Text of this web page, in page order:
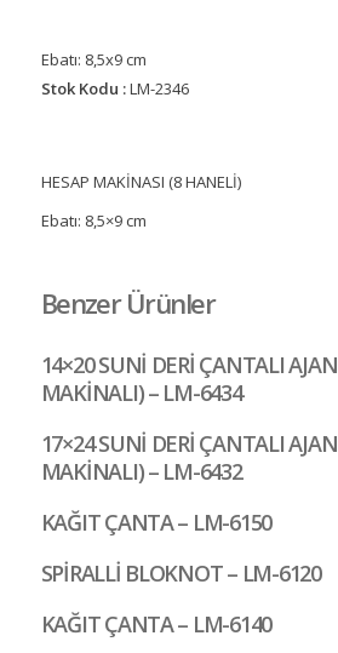
Ebatı: 8,5x9 cm
Stok Kodu :LM-2346
HESAP MAKİNASI (8 HANELİ)
Ebatı: 8,5×9 cm
Benzer Ürünler
14×20 SUNİ DERİ ÇANTALI
MAKİNALI) – LM-6434
17×24 SUNİ DERİ ÇANTALI
MAKİNALI) – LM-6432
KAĞIT ÇANTA – LM-6150
SPİRALLİ BLOKNOT – LM-6120
KAĞIT ÇANTA – LM-6140